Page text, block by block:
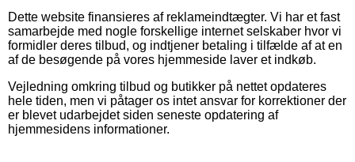
Dette website finansieres af reklameindtægter. Vi har et fast
samarbejde med nogle forskellige internet selskaber hvor vi
formidler deres tilbud, og indtjener betaling i tilfælde af at en
af de besøgende på vores hjemmeside laver et indkøb.
Vejledning omkring tilbud og butikker på nettet opdateres
hele tiden, men vi påtager os intet ansvar for korrektioner der
er blevet udarbejdet siden seneste opdatering af
hjemmesidens informationer.